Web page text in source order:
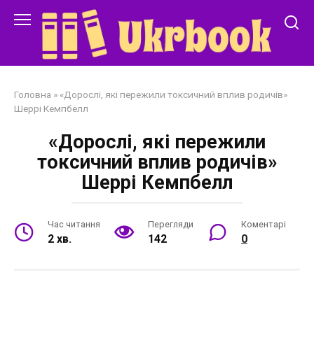
Головна » «Дорослі, які пережили токсичний вплив родичів»
Шеррі Кемпбелл
«Дорослі, які пережили
токсичний вплив родичів»
Шеррі Кемпбелл
Час читання
2 хв.
Перегляди
142
Коментарі
0